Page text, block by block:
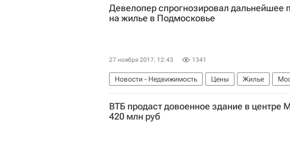
Девелопер спрогнозировал дальнейшее
на жилье в Подмосковье
27 ноября 2017, 12:43 1341
Новости - Недвижимость Цены Жилье
Россия
ВТБ продаст довоенное здание в центре
420 млн руб